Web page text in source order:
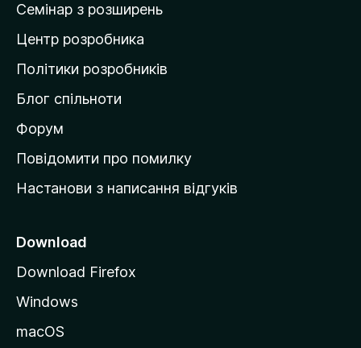
а
д
о
і
в
к
M
z
l
l
Семінар з розширень
Центр розробника
Політики розробників
Блог спільноти
Форум
Повідомити про помилку
Настанови з написання відгуків
Download
Download Firefox
Windows
macOS